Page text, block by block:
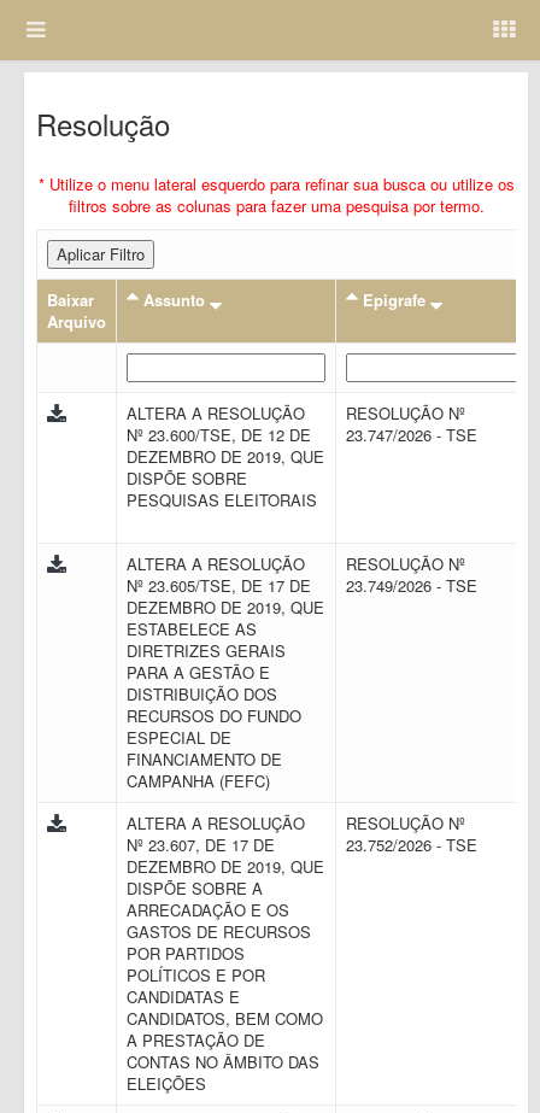
Resolução
* Utilize o menu lateral esquerdo para refinar sua busca ou utilize os
filtros sobre as colunas para fazer uma pesquisa por termo.
Aplicar Filtro
Baixar
Arquivo
Assunto Epigrafe
ALTERA A RESOLUÇÃO
Nº 23.600/TSE, DE 12 DE
DEZEMBRO DE 2019, QUE
DISPÕE SOBRE
PESQUISAS ELEITORAIS
RESOLUÇÃO Nº
23.747/2026 - TSE
ALTERA A RESOLUÇÃO
Nº 23.605/TSE, DE 17 DE
DEZEMBRO DE 2019, QUE
ESTABELECE AS
DIRETRIZES GERAIS
PARA A GESTÃO E
DISTRIBUIÇÃO DOS
RECURSOS DO FUNDO
ESPECIAL DE
FINANCIAMENTO DE
CAMPANHA (FEFC)
RESOLUÇÃO Nº
23.749/2026 - TSE
ALTERA A RESOLUÇÃO
Nº 23.607, DE 17 DE
DEZEMBRO DE 2019, QUE
DISPÕE SOBRE A
ARRECADAÇÃO E OS
GASTOS DE RECURSOS
POR PARTIDOS
POLÍTICOS E POR
CANDIDATAS E
CANDIDATOS, BEM COMO
A PRESTAÇÃO DE
CONTAS NO ÂMBITO DAS
ELEIÇÕES
RESOLUÇÃO Nº
23.752/2026 - TSE